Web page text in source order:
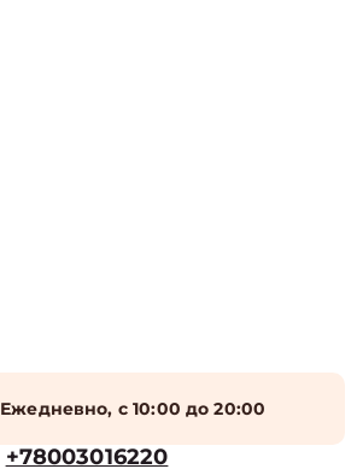
Ежедневно, с 10:00 до 20:00
+78003016220